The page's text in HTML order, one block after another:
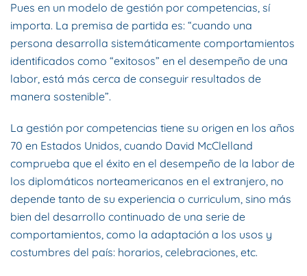
Pues en un modelo de gestión por competencias, sí
importa. La premisa de partida es: “cuando una
persona desarrolla sistemáticamente comportamientos
identificados como “exitosos” en el desempeño de una
labor, está más cerca de conseguir resultados de
manera sostenible”.
La gestión por competencias tiene su origen en los años
70 en Estados Unidos, cuando David McClelland
comprueba que el éxito en el desempeño de la labor de
los diplomáticos norteamericanos en el extranjero, no
depende tanto de su experiencia o curriculum, sino más
bien del desarrollo continuado de una serie de
comportamientos, como la adaptación a los usos y
costumbres del país: horarios, celebraciones, etc.